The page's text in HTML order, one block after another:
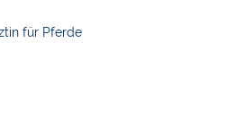
für Pferde